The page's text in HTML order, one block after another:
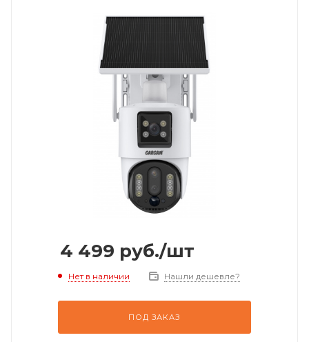
4 499 руб./шт
Нет в наличии Нашли дешевле?
ПОД ЗАКАЗ